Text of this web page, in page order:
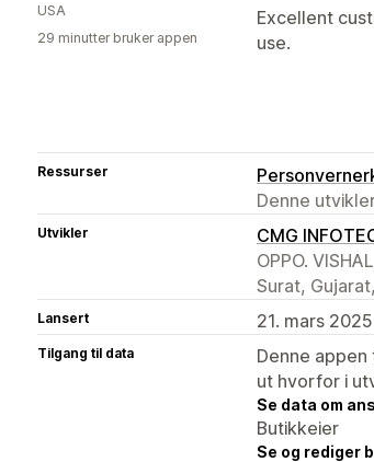
Excellent
use.
USA
29 minutter bruker appen
Ressurser
Denne
Utvikler
CMG
OPPO.
Surat,
Lansert 21. mars 2025
Tilgang til data
Denne
ut hvorfor i
Se data om
Butikkeier
Se og rediger